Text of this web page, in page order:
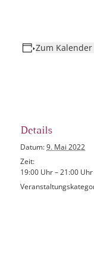
Zum
Details
Datum: 9. Mai 2022
Zeit:
19:00 Uhr – 21:00 Uhr